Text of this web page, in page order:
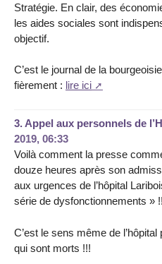
Stratégie. En clair, des
les aides sociales sont
objectif.
C’est le journal de la
fièrement : lire ici
3. Appel aux personnels de
2019, 06:33
Voilà comment la presse
douze heures après son
aux urgences de l’hôpital
série de dysfonctionnements »
C’est le sens même de
qui sont morts !!!